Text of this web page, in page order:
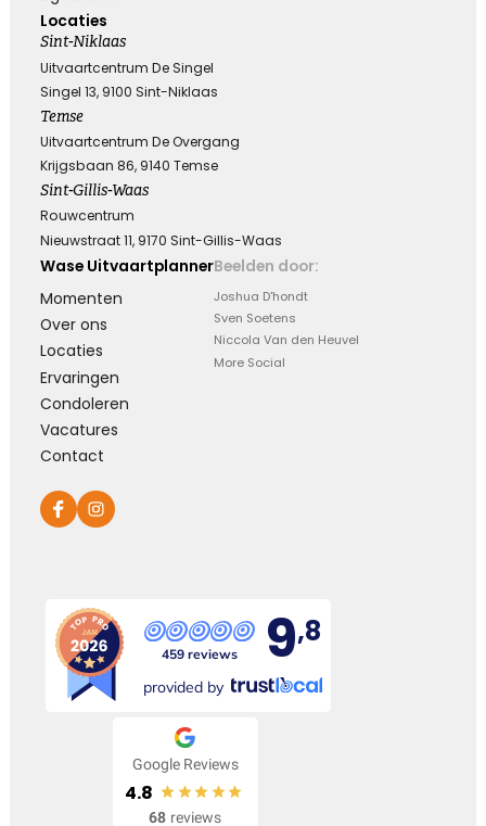
Locaties
Sint-Niklaas
Uitvaartcentrum De Singel
Singel 13, 9100 Sint-Niklaas
Temse
Uitvaartcentrum De Overgang
Krijgsbaan 86, 9140 Temse
Sint-Gillis-Waas
Rouwcentrum
Nieuwstraat 11, 9170 Sint-Gillis-Waas
Wase Uitvaartplanner
Momenten
Over ons
Locaties
Ervaringen
Condoleren
Vacatures
Contact
Beelden door:
Joshua D'hondt
Sven Soetens
Niccola Van den Heuvel
More Social
459 reviews 9,8
provided by
Google Reviews
4.8
68 reviews